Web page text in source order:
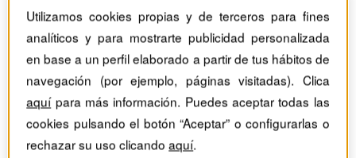
Revistas Harvard Deusto
Habilidades directivas
Estrategias para dialogar con tus colaboradores con
autenticidad y propósito
Utilizamos cookies propias y de terceros para fines
analíticos y para mostrarte publicidad personalizada
en base a un perfil elaborado a partir de tus hábitos de
navegación (por ejemplo, páginas visitadas). Clica
aquípara más información. Puedes aceptar todas las
cookies pulsando el botón “Aceptar” o configurarlas o
rechazar su uso clicandoaquí.